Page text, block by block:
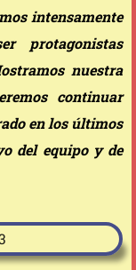
intensamente
protagonistas
nuestra
continuar
en los últimos
del equipo y de